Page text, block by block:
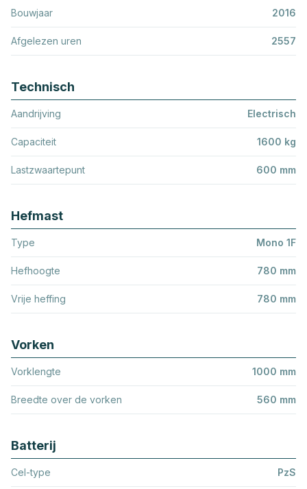
Bouwjaar 2016
Afgelezen uren 2557
Technisch
Aandrijving Electrisch
Capaciteit 1600 kg
Lastzwaartepunt 600 mm
Hefmast
Type Mono 1F
Hefhoogte 780 mm
Vrije heffing 780 mm
Vorken
Vorklengte 1000 mm
Breedte over de vorken 560 mm
Batterij
Cel-type PzS